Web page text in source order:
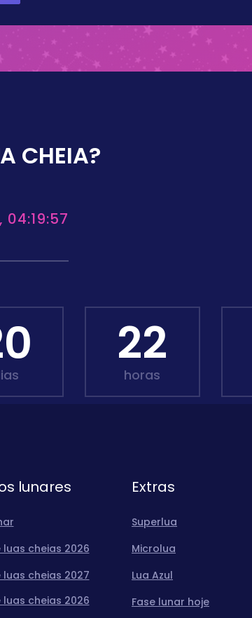
CHEIA?
04:19:57
22
horas
lunares
cheias 2026
cheias 2027
cheias 2026
Extras
Superlua
Microlua
Lua Azul
Fase lunar hoje